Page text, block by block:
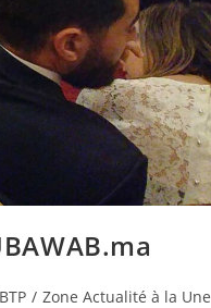
/ Zone Actualité à la Une